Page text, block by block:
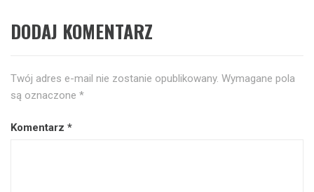
DODAJ KOMENTARZ
Twój adres e-mail nie zostanie opublikowany. Wymagane pola
są oznaczone *
Komentarz *